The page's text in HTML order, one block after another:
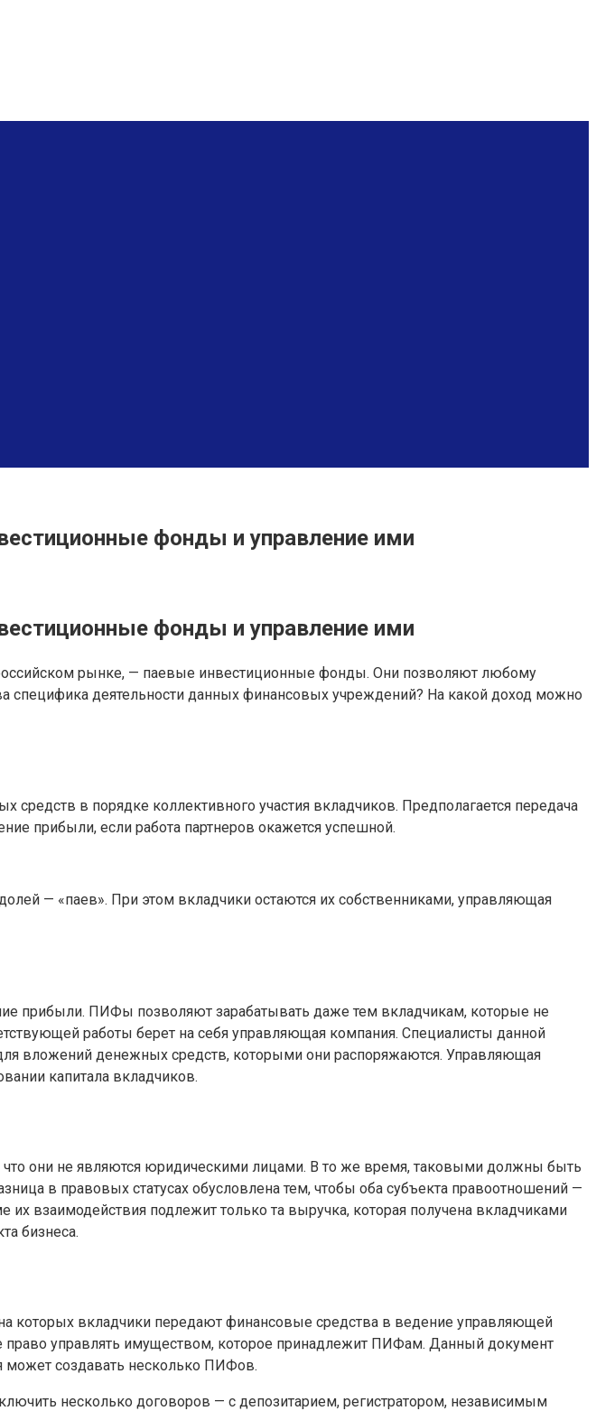
фонды и управление ими
фонды и управление ими
рынке, — паевые инвестиционные фонды. Они позволяют любому
специфика деятельности данных финансовых учреждений? На какой доход можно
в порядке коллективного участия вкладчиков. Предполагается передача
прибыли, если работа партнеров окажется успешной.
— «паев». При этом вкладчики остаются их собственниками, управляющая
прибыли. ПИФы позволяют зарабатывать даже тем вкладчикам, которые не
работы берет на себя управляющая компания. Специалисты данной
вложений денежных средств, которыми они распоряжаются. Управляющая
капитала вкладчиков.
они не являются юридическими лицами. В то же время, таковыми должны быть
в правовых статусах обусловлена тем, чтобы оба субъекта правоотношений —
взаимодействия подлежит только та выручка, которая получена вкладчиками
бизнеса.
которых вкладчики передают финансовые средства в ведение управляющей
управлять имуществом, которое принадлежит ПИФам. Данный документ
создавать несколько ПИФов.
несколько договоров — с депозитарием, регистратором, независимым